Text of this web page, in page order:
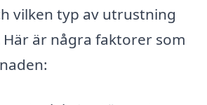
vilken typ av utrustning
Här är några faktorer som